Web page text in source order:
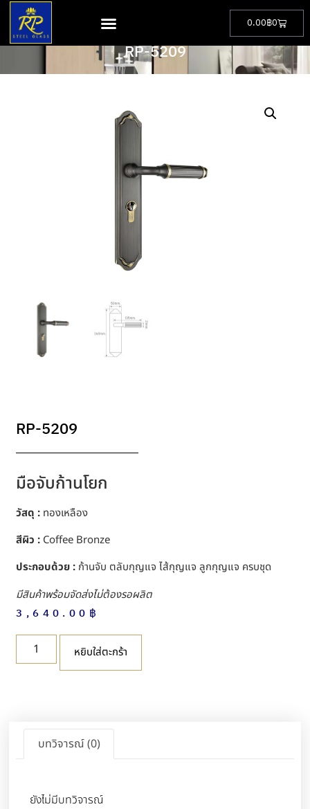
0.00฿0
RP-5209
RP-5209
มือจับก้านโยก
วัสดุ : ทองเหลือง
สีผิว : Coffee Bronze
ประกอบด้วย : ก้านจับ ตลับกุญแจ ไส้กุญแจ ลูกกุญแจ ครบชุด
มีสินค้าพร้อมจัดส่งไม่ต้องรอผลิต
3,640.00 ฿
หยิบใส่ตะกร้า
บทวิจารณ์ (0)
ยังไม่มีบทวิจารณ์